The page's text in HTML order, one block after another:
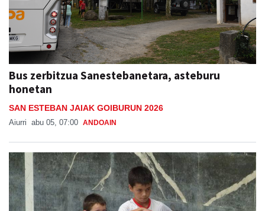
Bus zerbitzua Sanestebanetara, asteburu
honetan
SAN ESTEBAN JAIAK GOIBURUN 2026
Aiurri abu 05, 07:00 ANDOAIN